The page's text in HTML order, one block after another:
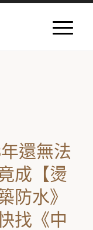
還無法
成【燙
防水》
找《中